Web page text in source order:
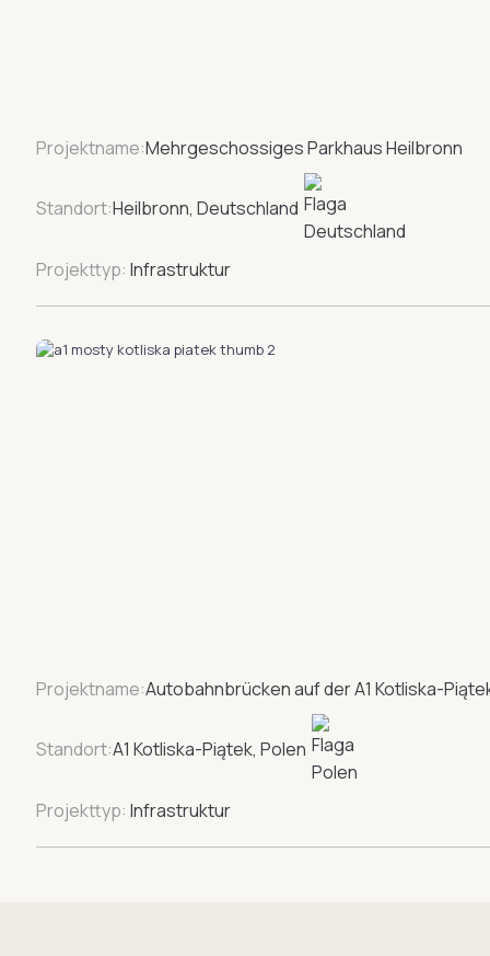
Projektname:Mehrgeschossiges Parkhaus Heilbronn
Standort:Heilbronn, Deutschland
Projekttyp: Infrastruktur
Projektname:Autobahnbrücken auf der A1 Kotliska-
Standort:A1 Kotliska-Piątek, Polen
Projekttyp: Infrastruktur